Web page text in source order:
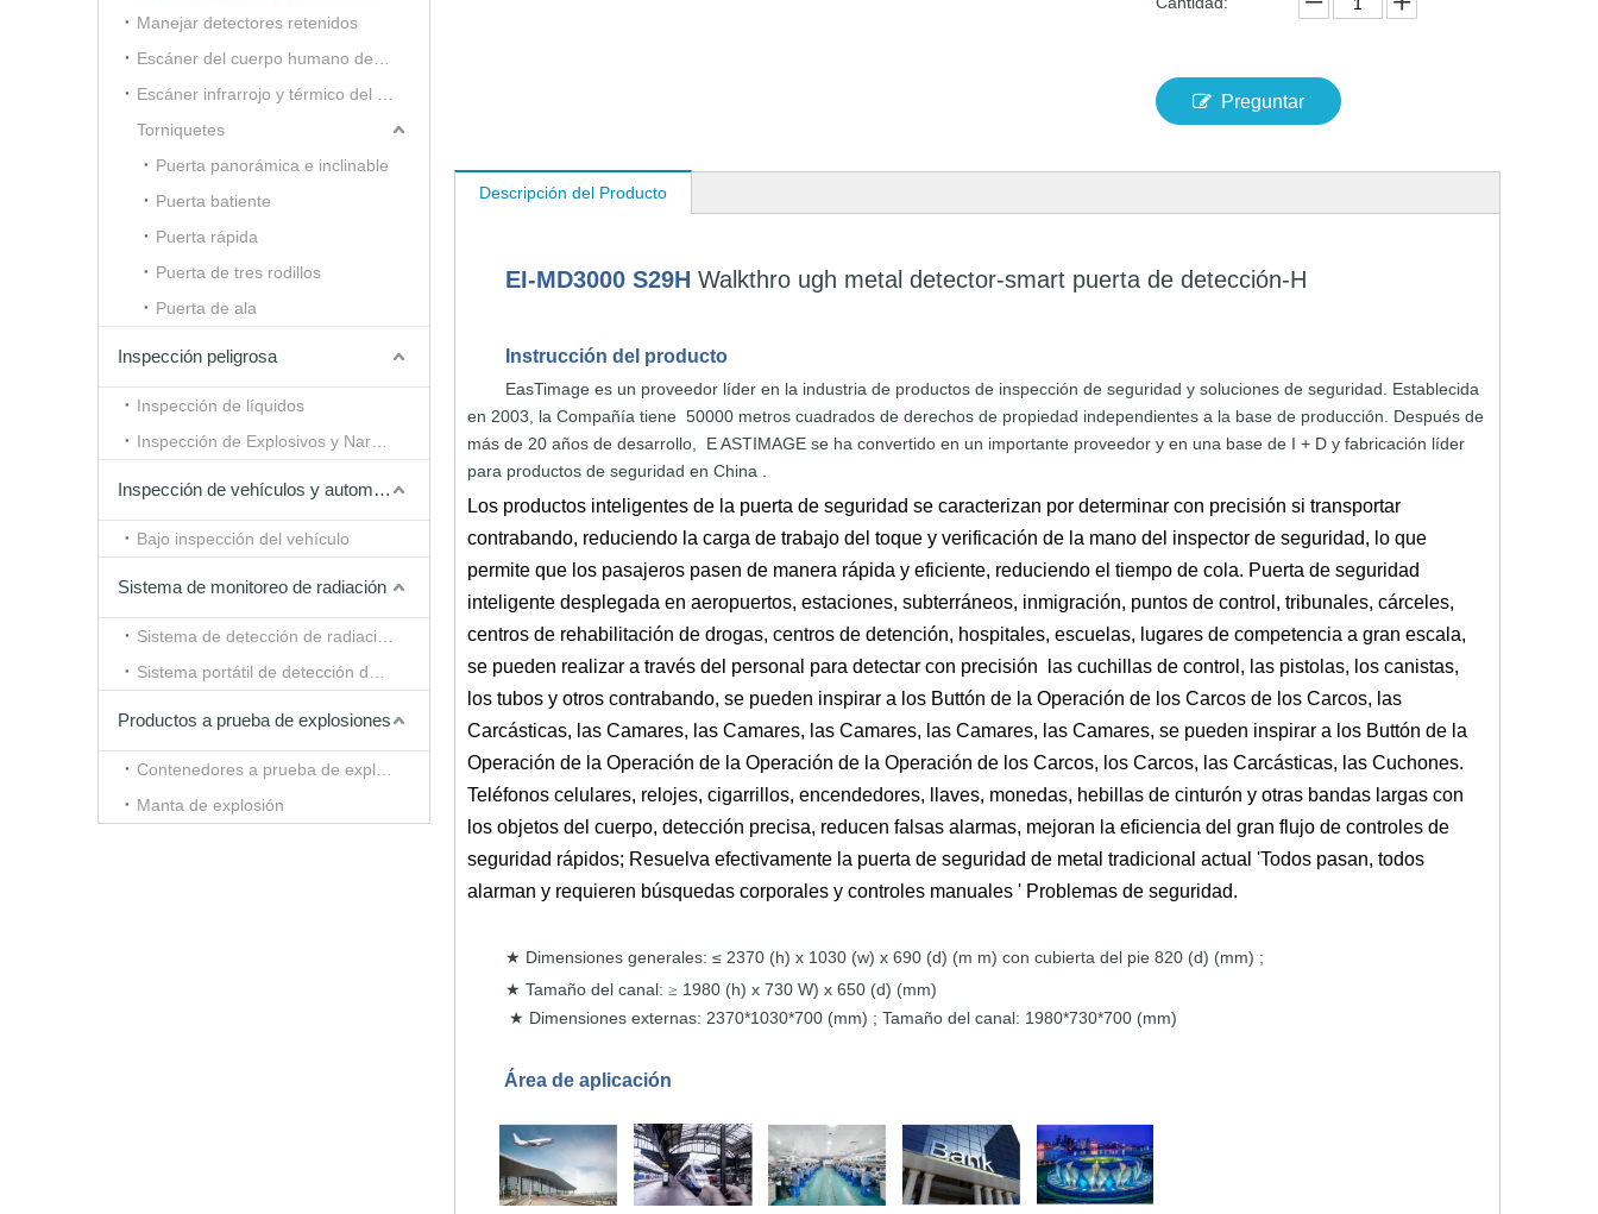
Manejar detectores retenidos
Torniquetes
Puerta panorámica e inclinable
Puerta batiente
Puerta rápida
Puerta de tres rodillos
Puerta de ala
Inspección peligrosa
Inspección de líquidos
Inspección de vehículos y automóviles
Bajo inspección del vehículo
Sistema de monitoreo de radiación
Productos a prueba de explosiones
Manta de explosión
Preguntar
Descripción del Producto
EI-MD3000 S29H Walkthro ugh metal detector-smart puerta de detección-H
Instrucción del producto
EasTimage es un proveedor líder en la industria de productos de inspección de seguridad y soluciones de seguridad. Establecida
en 2003, la Compañía tiene 50000 metros cuadrados de derechos de propiedad independientes a la base de producción. Después de
más de 20 años de desarrollo, EASTIMAGE se ha convertido en un importante proveedor y en una base de I + D y fabricación líder
para productos de seguridad en China
Los productos inteligentes de la puerta de seguridad se caracterizan por determinar con precisión si transportar
contrabando, reduciendo la carga de trabajo del toque y verificación de la mano del inspector de seguridad, lo que
permite que los pasajeros pasen de manera rápida y eficiente, reduciendo el tiempo de cola. Puerta de seguridad
inteligente desplegada en aeropuertos, estaciones, subterráneos, inmigración, puntos de control, tribunales, cárceles,
centros de rehabilitación de drogas, centros de detención, hospitales, escuelas, lugares de competencia a gran escala,
se pueden realizar a través del personal para detectar con precisión las cuchillas de control, las pistolas, los canistas,
los tubos y otros contrabando, se pueden inspirar a los Buttón de la Operación de los Carcos de los Carcos, las
Carcásticas, las Camares, las Camares, las Camares, las Camares, las Camares, se pueden inspirar a los Buttón de la
Operación de la Operación de la Operación de la Operación de los Carcos, los Carcos, las Carcásticas, las Cuchones.
Teléfonos celulares, relojes, cigarrillos, encendedores, llaves, monedas, hebillas de cinturón y otras bandas largas con
los objetos del cuerpo, detección precisa, reducen falsas alarmas, mejoran la eficiencia del gran flujo de controles de
seguridad rápidos; Resuelva efectivamente la puerta de seguridad de metal tradicional actual 'Todos pasan, todos
alarman y requieren búsquedas corporales y controles manuales ' Problemas de seguridad.
★ Dimensiones generales: ≤ 2370 (h) x 1030 (w) x 690 (d) (m m) con cubierta del pie 820 (d) (mm) ;
★ Tamaño del canal: ≥ 1980 (h) x 730 W) x 650 (d) (mm)
★ Dimensiones externas: 2370*1030*700 (mm) ; Tamaño del canal: 1980*730*700 (mm)
Área de aplicación